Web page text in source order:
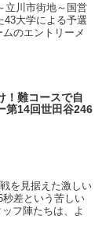
立川市街地～国営
43大学による予選
のエントリーメ
！難コースで自
第14回世田谷246
を見据えた激しい
差という苦しい
フ陣たちは、よ